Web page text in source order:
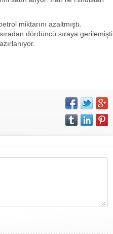
miktarını azaltmıştı.
dördüncü sıraya gerilemişti.